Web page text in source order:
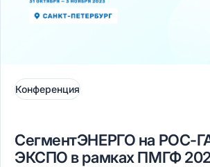
Конференция
СегментЭНЕРГО на РОС-
ЭКСПО в рамках ПМГФ